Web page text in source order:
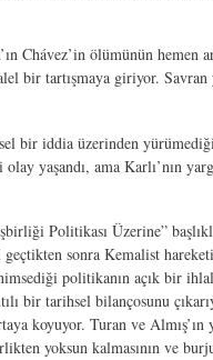
ölümünün hemen
bir tartışmaya giriyor.
bir iddia üzerinden
yaşandı, ama Karlı’nın
Politikası Üzerine”
sonra Kemalist
politikanın açık bir
bir tarihsel bilançosunu
Turan ve Almış’ın
yoksun kalmasının ve